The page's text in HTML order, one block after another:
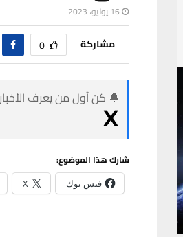
16 يوليو، 2023
مشاركة 0
🔔 كن أول من يعرف
شارك هذا الموضوع:
فيس بوك X